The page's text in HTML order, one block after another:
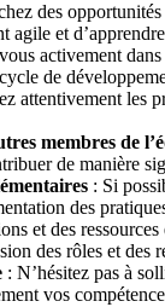
des
agile et
activement
de
attentivement les
membres de
de manière
: Si
des
et des
des rôles et des
: N’hésitez pas à
vos